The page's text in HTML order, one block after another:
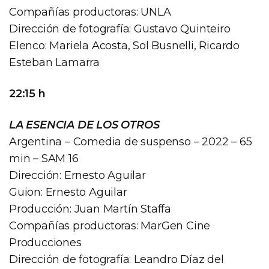
Compañías productoras: UNLA
Dirección de fotografía: Gustavo Quinteiro
Elenco: Mariela Acosta, Sol Busnelli, Ricardo
Esteban Lamarra
22:15 h
LA ESENCIA DE LOS OTROS
Argentina – Comedia de suspenso – 2022 – 65
min – SAM 16
Dirección: Ernesto Aguilar
Guion: Ernesto Aguilar
Producción: Juan Martín Staffa
Compañías productoras: MarGen Cine
Producciones
Dirección de fotografía: Leandro Díaz del